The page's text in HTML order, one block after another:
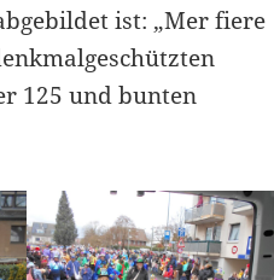
ist: „Mer fiere
125 und bunten